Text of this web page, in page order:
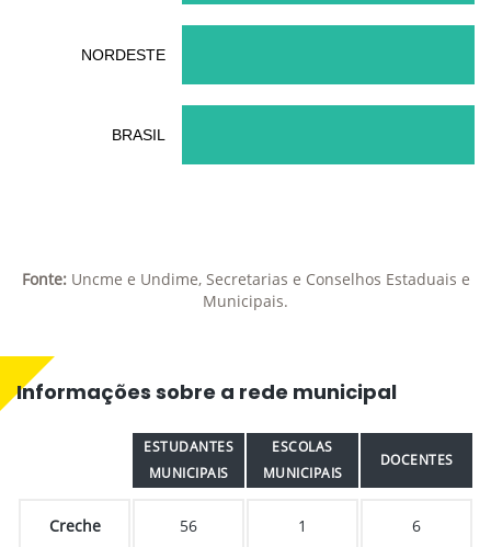
NORDESTE
BRASIL
Fonte:Uncme e Undime, Secretarias e Conselhos Estaduais e
Municipais.
Informações sobre a rede municipal
ESTUDANTES
MUNICIPAIS
ESCOLAS
MUNICIPAIS
DOCENTES
Creche 56 1 6